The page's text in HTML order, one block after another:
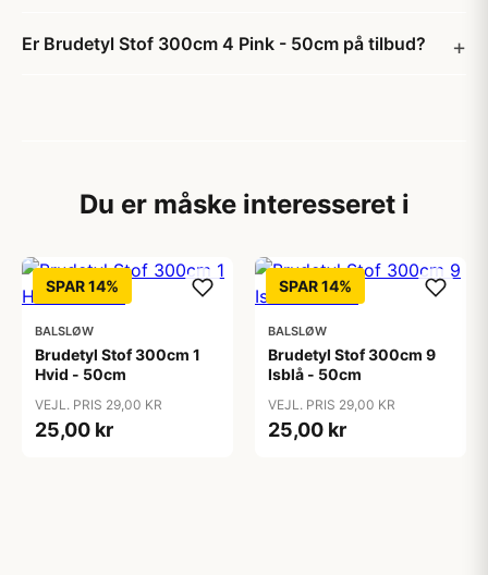
Er Brudetyl Stof 300cm 4 Pink - 50cm på tilbud?
Du er måske interesseret i
SPAR 14%
BALSLØW
Brudetyl Stof 300cm 1
Hvid - 50cm
VEJL. PRIS 29,00 KR
25,00 kr
SPAR 14%
BALSLØW
Brudetyl Stof 300cm 9
Isblå - 50cm
VEJL. PRIS 29,00 KR
25,00 kr